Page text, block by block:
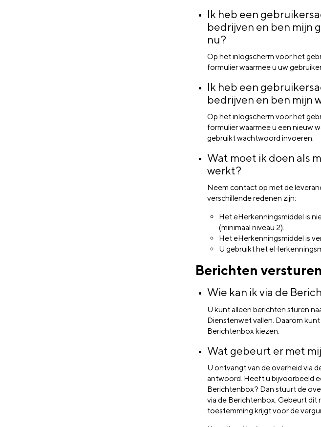
Ik heb een
bedrijven en ben mijn
nu?
Op het inlogscherm voor het
formulier waarmee u uw
Ik heb een
bedrijven en ben mijn
Op het inlogscherm voor het
formulier waarmee u een nieuw
gebruikt wachtwoord invoeren.
Wat moet ik doen als
werkt?
Neem contact op met de
verschillende redenen zijn:
Het eHerkenningsmiddel is
(minimaal niveau 2).
Het eHerkenningsmiddel is
U gebruikt het
Berichten versturen
Wie kan ik via de
U kunt alleen berichten sturen
Dienstenwet vallen. Daarom
Berichtenbox kiezen.
Wat gebeurt er met
U ontvangt van de overheid via
antwoord. Heeft u bijvoorbeeld
Berichtenbox? Dan stuurt de
via de Berichtenbox. Gebeurt dit
toestemming krijgt voor de